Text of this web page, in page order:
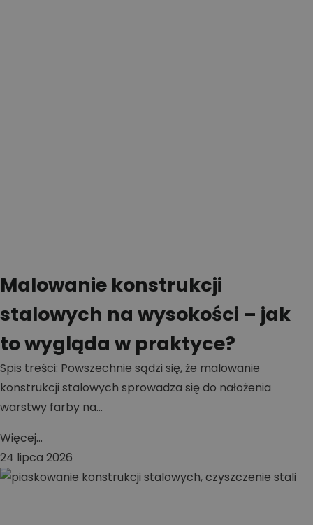
Malowanie konstrukcji
stalowych na wysokości – jak
to wygląda w praktyce?
Spis treści: Powszechnie sądzi się, że malowanie
konstrukcji stalowych sprowadza się do nałożenia
warstwy farby na...
Więcej...
24 lipca 2026